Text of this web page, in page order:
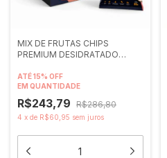
MIX DE FRUTAS CHIPS
PREMIUM DESIDRATADO
ATÉ 15% OFF
EM QUANTIDADE
R$243,79 R$286,80
4 x de R$60,95 sem juros